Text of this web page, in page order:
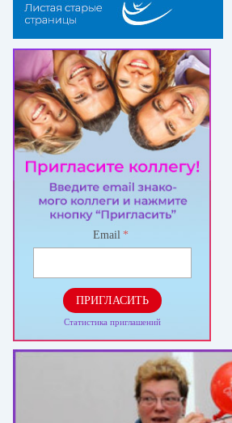
Email *
ПРИГЛАСИТЬ
Статистика приглашений